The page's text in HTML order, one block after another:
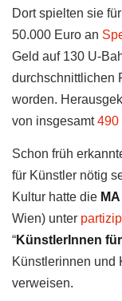
Dort spielten sie
50.000 Euro an
Geld auf 130 U-
durchschnittlichen
worden.
von insgesamt490
Schon früh
für Künstler nötig
Kultur hatte die
Wien) unter
“KünstlerInnen
Künstlerinnen und
verweisen.